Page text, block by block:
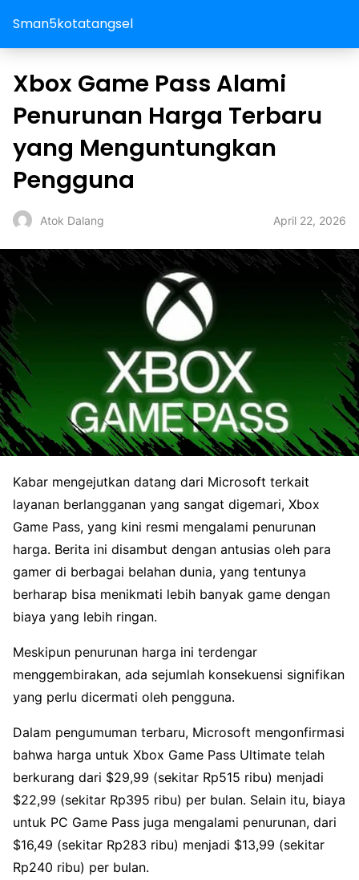
Sman5kotatangsel
Xbox Game Pass Alami
Penurunan Harga Terbaru
yang Menguntungkan
Pengguna
Atok Dalang April 22, 2026
Kabar mengejutkan datang dari Microsoft terkait
layanan berlangganan yang sangat digemari, Xbox
Game Pass, yang kini resmi mengalami penurunan
harga. Berita ini disambut dengan antusias oleh para
gamer di berbagai belahan dunia, yang tentunya
berharap bisa menikmati lebih banyak game dengan
biaya yang lebih ringan.
Meskipun penurunan harga ini terdengar
menggembirakan, ada sejumlah konsekuensi signifikan
yang perlu dicermati oleh pengguna.
Dalam pengumuman terbaru, Microsoft mengonfirmasi
bahwa harga untuk Xbox Game Pass Ultimate telah
berkurang dari $29,99 (sekitar Rp515 ribu) menjadi
$22,99 (sekitar Rp395 ribu) per bulan. Selain itu, biaya
untuk PC Game Pass juga mengalami penurunan, dari
$16,49 (sekitar Rp283 ribu) menjadi $13,99 (sekitar
Rp240 ribu) per bulan.